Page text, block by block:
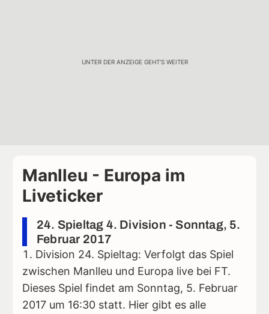
UNTER DER ANZEIGE GEHT'S WEITER
Manlleu - Europa im
Liveticker
24. Spieltag 4. Division - Sonntag, 5.
Februar 2017
Division 24. Spieltag: Verfolgt das Spiel
zwischen Manlleu und Europa live bei FT.
Dieses Spiel findet am Sonntag, 5. Februar
2017 um 16:30 statt. Hier gibt es alle